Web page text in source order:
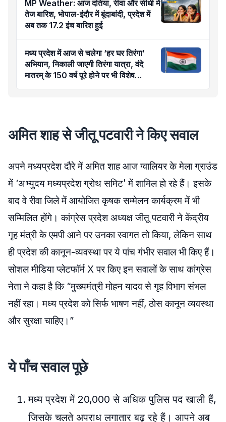
MP Weather: आज दतिया, रीवा और सीधी में
तेज बारिश, भोपाल-इंदौर में बूंदाबांदी, प्रदेश में
अब तक 17.2 इंच बारिश हुई
मध्य प्रदेश में आज से चलेगा ‘हर घर तिरंगा’
अभियान, निकाली जाएगी तिरंगा यात्रा, वंदे
मातरम् के 150 वर्ष पूरे होने पर भी विशेष
कार्यक्रम
अमित शाह से जीतू पटवारी ने किए सवाल
अपने मध्यप्रदेश दौरे में अमित शाह आज ग्वालियर के मेला ग्राउंड
में ‘अभ्युदय मध्यप्रदेश ग्रोथ समिट’ में शामिल हो रहे हैं। इसके
बाद वे रीवा जिले में आयोजित कृषक सम्मेलन कार्यक्रम में भी
सम्मिलित होंगे। कांग्रेस प्रदेश अध्यक्ष जीतू पटवारी ने केंद्रीय
गृह मंत्री के एमपी आने पर उनका स्वागत तो किया, लेकिन साथ
ही प्रदेश की कानून-व्यवस्था पर ये पांच गंभीर सवाल भी किए हैं।
सोशल मीडिया प्लेटफॉर्म X पर किए इन सवालों के साथ कांग्रेस
नेता ने कहा है कि “मुख्यमंत्री मोहन यादव से गृह विभाग संभल
नहीं रहा। मध्य प्रदेश को सिर्फ भाषण नहीं, ठोस कानून व्यवस्था
और सुरक्षा चाहिए।”
ये पाँच सवाल पूछे
मध्य प्रदेश में 20,000 से अधिक पुलिस पद खाली हैं,
जिसके चलते अपराध लगातार बढ़ रहे हैं। आपने अब